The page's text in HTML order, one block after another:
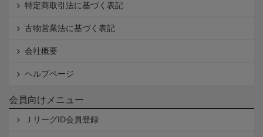
特定商取引法に基づく表記
古物営業法に基づく表記
会社概要
ヘルプページ
会員向けメニュー
ＪリーグID会員登録